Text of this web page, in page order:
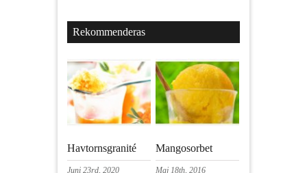
Rekommenderas
Havtornsgranité
Juni 23rd, 2020
Mangosorbet
Maj 18th, 2016